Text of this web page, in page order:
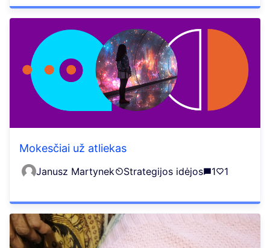
Mokesčiai už atliekas
Janusz Martynek Strategijos idėjos 1 1